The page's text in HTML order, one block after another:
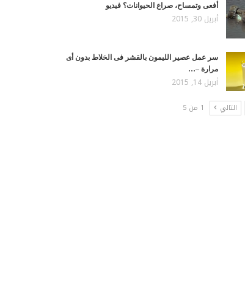
أفعى وتمساح، صراع الحيوانات؟ فيديو
أبريل 30, 2015
سر عمل عصير الليمون بالقشر فى الخلاط بدون أى
مرارة –…
أبريل 14, 2015
التالي 1 من 5